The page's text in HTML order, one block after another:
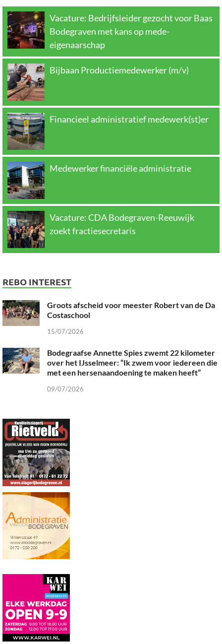
Vacature: Bedrijfsleider gezocht voor Baas
Bodegraven met kans op mede-
eigenaarschap
Bijbaan Productiemedewerker (m/v)
Financieel administratief medewerk(st)er
Medewerker financiële administratie
Vacature: CDA Bodegraven-Reeuwijk
zoekt fractiesecretaris
REBO INTEREST
Groots afscheid voor meester Robert van de Da
Costaschool
15/07/2026
Bodegraafse Annette Spies zwemt 22 kilometer
over het IJsselmeer: “Ik zwem voor iedereen die
met een hersenaandoening te maken heeft”
09/07/2026